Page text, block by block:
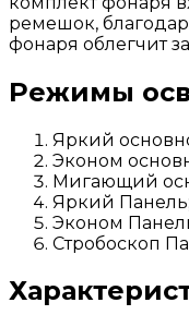
ремешок,
фонаря облегчит
Режимы
Яркий
Эконом
Мигающий
Яркий Панель;
Эконом
Стробоскоп